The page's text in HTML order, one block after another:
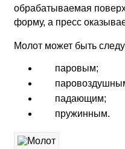
обрабатываемая
форму, а пресс
Молот может быть
паровым;
падающим;
пружинным.